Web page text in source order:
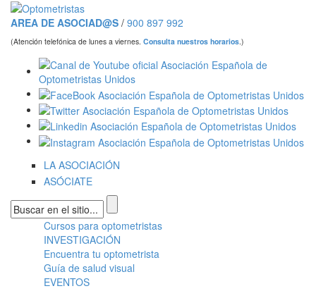
Pasar al contenido principal
AREA DE ASOCIAD@S / 900 897 992
(Atención telefónica de lunes a viernes. Consulta nuestros horarios.)
LA ASOCIACIÓN
ASÓCIATE
Formulario de búsqueda
Menú principal
Cursos para optometristas
INVESTIGACIÓN
Encuentra tu optometrista
Guía de salud visual
EVENTOS